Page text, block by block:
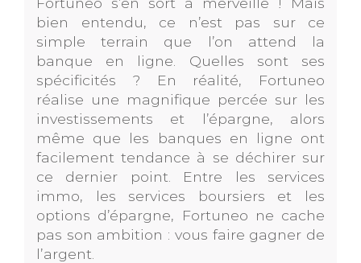
bien entendu, ce n’est pas sur ce
simple terrain que l’on attend la
banque en ligne. Quelles sont ses
spécificités ? En réalité, Fortuneo
réalise une magnifique percée sur les
investissements et l’épargne, alors
même que les banques en ligne ont
facilement tendance à se déchirer sur
ce dernier point. Entre les services
immo, les services boursiers et les
options d’épargne, Fortuneo ne cache
pas son ambition : vous faire gagner de
l’argent.